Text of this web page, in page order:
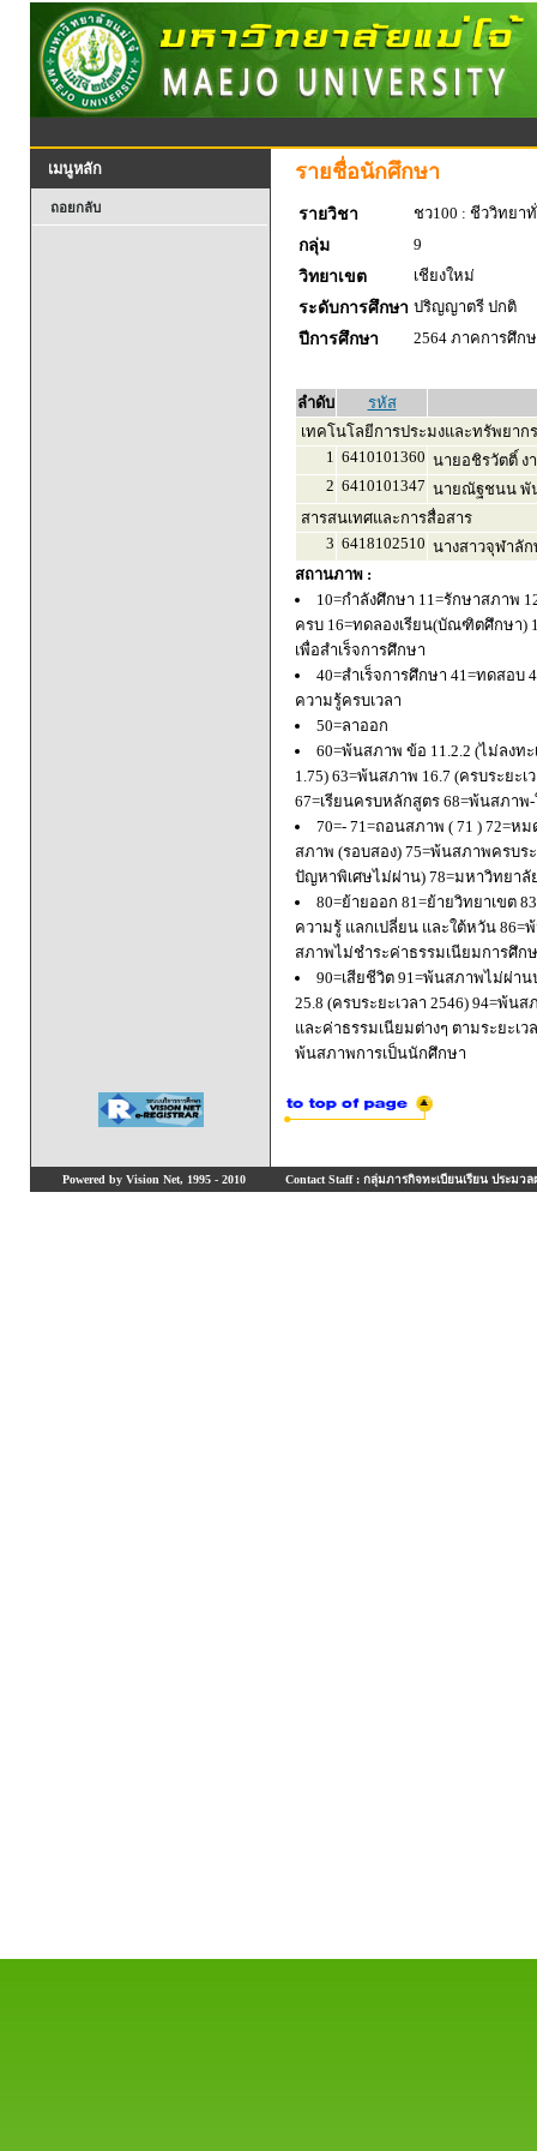
เมนูหลัก
ถอยกลับ
รายชื่อนักศึกษา
รายวิชา
ชว100 : ชีววิทยา
กลุ่ม
9
วิทยาเขต
เชียงใหม่
ระดับการศึกษา ปริญญาตรี ปกติ
ปีการศึกษา
2564 ภาคการศึก
ลำดับ
รหัส
เทคโนโลยีการประมงและทรัพยาก
1 6410101360 นายอชิรวัตติ์ ง
2 6410101347 นายณัฐชนน พั
สารสนเทศและการสื่อสาร
3 6418102510 นางสาวจุฬาลั
สถานภาพ :
10=กำลังศึกษา 11=รักษาสภาพ
ครบ 16=ทดลองเรียน(บัณฑิตศึกษา)
เพื่อสำเร็จการศึกษา
40=สำเร็จการศึกษา 41=ทดสอบ
ความรู้ครบเวลา
50=ลาออก
60=พ้นสภาพ ข้อ 11.2.2 (ไม่ลงท
1.75) 63=พ้นสภาพ 16.7 (ครบระยะ
67=เรียนครบหลักสูตร 68=พ้นสภา
70=- 71=ถอนสภาพ ( 71 ) 72=
สภาพ (รอบสอง) 75=พ้นสภาพครบ
ปัญหาพิเศษไม่ผ่าน) 78=มหาวิทยา
80=ย้ายออก 81=ย้ายวิทยาเขต
ความรู้ แลกเปลี่ยน และใต้หวัน
สภาพไม่ชำระค่าธรรมเนียมการศึก
90=เสียชีวิต 91=พ้นสภาพไม่ผ่า
25.8 (ครบระยะเวลา 2546) 94=พ้
และค่าธรรมเนียมต่างๆ ตามระยะเ
พ้นสภาพการเป็นนักศึกษา
Powered by Vision Net, 1995 - 2010 Contact Staff : กลุ่มภารกิจทะเบียนเรียน ประมวล